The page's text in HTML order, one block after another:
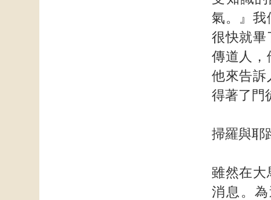
氣。』我
很快就畢
傳道人，
他來告訴
得著了門
掃羅與耶
雖然在大
消息。